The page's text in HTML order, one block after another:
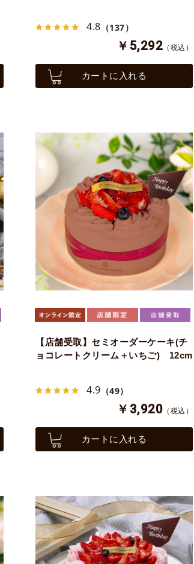
4.8 （137）
￥5,292 （税込）
カートに入れる
【店舗受取】セミオーダーケーキ(チ
ョコレートクリーム＋いちご) 12cm
4.9 （49）
￥3,920 （税込）
カートに入れる